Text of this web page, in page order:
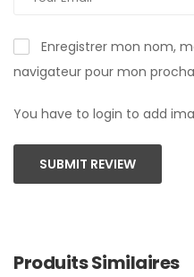
Enregistrer mon nom,
navigateur pour mon
You have to login to add
SUBMIT REVIEW
Produits Similaires